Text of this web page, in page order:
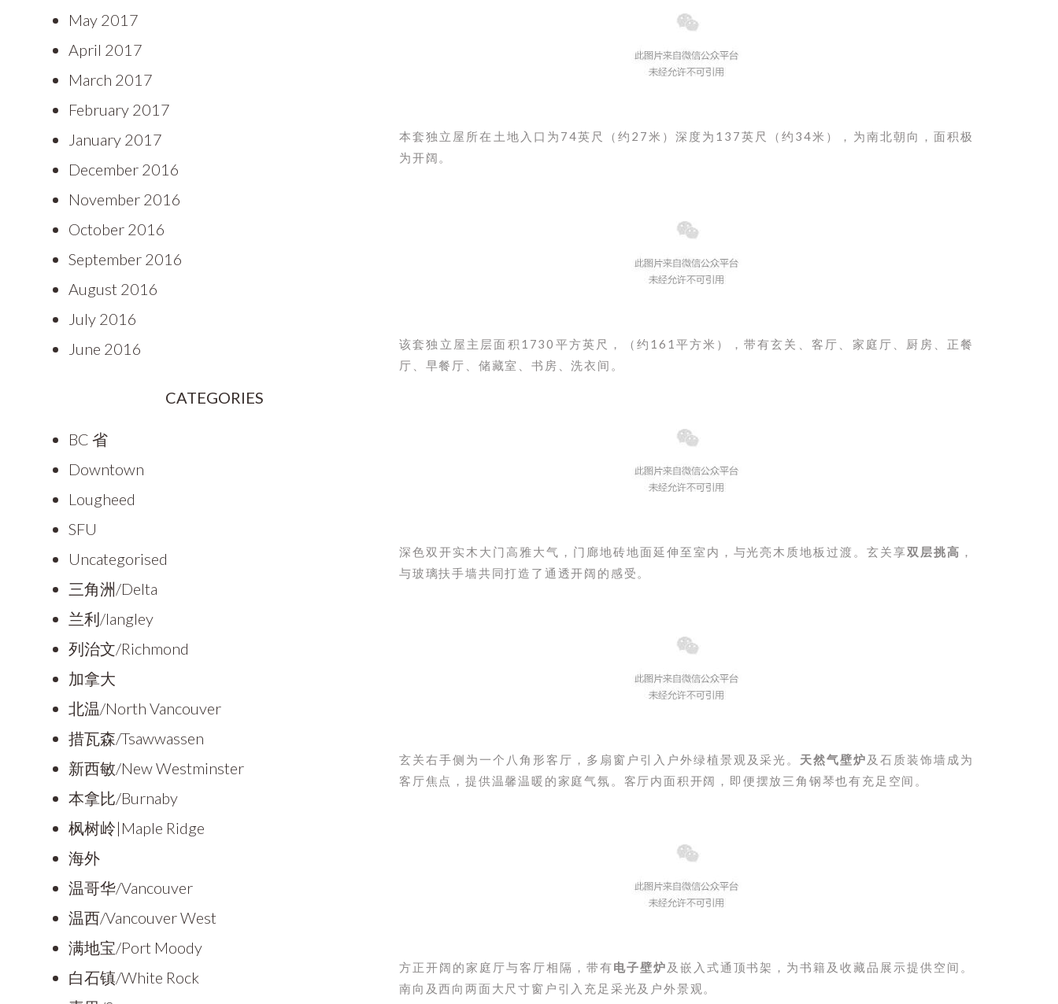
本套独立屋所在土地入口为74英尺（约27米）深度为137英尺（约34米），为南北朝向，面积极
为开阔。
该套独立屋主层面积1730平方英尺，（约161平方米），带有玄关、客厅、家庭厅、厨房、正餐
厅、早餐厅、储藏室、书房、洗衣间。
深色双开实木大门高雅大气，门廊地砖地面延伸至室内，与光亮木质地板过渡。玄关享双层挑高 ，
与玻璃扶手墙共同打造了通透开阔的感受。
玄关右手侧为一个八角形客厅，多扇窗户引入户外绿植景观及采光。 天然气壁炉 及石质装饰墙成为
客厅焦点，提供温馨温暖的家庭气氛。客厅内面积开阔，即便摆放三角钢琴也有充足空间。
方正开阔的家庭厅与客厅相隔，带有电子壁炉 及嵌入式通顶书架，为书籍及收藏品展示提供空间。
南向及西向两面大尺寸窗户引入充足采光及户外景观。
May 2017
April 2017
March 2017
February 2017
January 2017
December 2016
November 2016
October 2016
September 2016
August 2016
July 2016
June 2016
CATEGORIES
BC 省
Downtown
Lougheed
SFU
Uncategorised
三角洲/Delta
兰利/langley
列治文/Richmond
加拿大
北温/North Vancouver
措瓦森/Tsawwassen
新西敏/New Westminster
本拿比/Burnaby
枫树岭|Maple Ridge
海外
温哥华/Vancouver
温西/Vancouver West
满地宝/Port Moody
白石镇/White Rock